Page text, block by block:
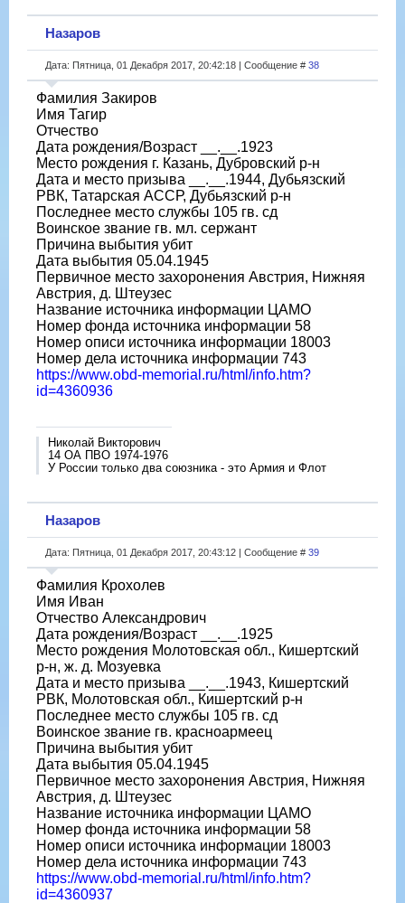
Назаров
Дата: Пятница, 01 Декабря 2017, 20:42:18 | Сообщение # 38
Фамилия Закиров
Имя Тагир
Отчество
Дата рождения/Возраст __.__.1923
Место рождения г. Казань, Дубровский р-н
Дата и место призыва __.__.1944, Дубьязский
РВК, Татарская АССР, Дубьязский р-н
Последнее место службы 105 гв. сд
Воинское звание гв. мл. сержант
Причина выбытия убит
Дата выбытия 05.04.1945
Первичное место захоронения Австрия, Нижняя
Австрия, д. Штеузес
Название источника информации ЦАМО
Номер фонда источника информации 58
Номер описи источника информации 18003
Номер дела источника информации 743
https://www.obd-memorial.ru/html/info.htm?
id=4360936
Николай Викторович
14 ОА ПВО 1974-1976
У России только два союзника - это Армия и Флот
Назаров
Дата: Пятница, 01 Декабря 2017, 20:43:12 | Сообщение # 39
Фамилия Крохолев
Имя Иван
Отчество Александрович
Дата рождения/Возраст __.__.1925
Место рождения Молотовская обл., Кишертский
р-н, ж. д. Мозуевка
Дата и место призыва __.__.1943, Кишертский
РВК, Молотовская обл., Кишертский р-н
Последнее место службы 105 гв. сд
Воинское звание гв. красноармеец
Причина выбытия убит
Дата выбытия 05.04.1945
Первичное место захоронения Австрия, Нижняя
Австрия, д. Штеузес
Название источника информации ЦАМО
Номер фонда источника информации 58
Номер описи источника информации 18003
Номер дела источника информации 743
https://www.obd-memorial.ru/html/info.htm?
id=4360937